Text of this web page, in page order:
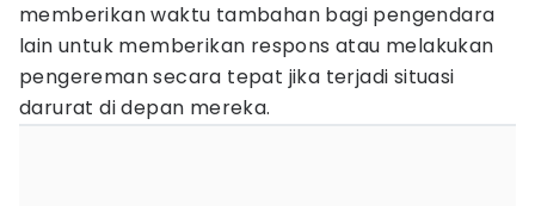
memberikan waktu tambahan bagi pengendara
lain untuk memberikan respons atau melakukan
pengereman secara tepat jika terjadi situasi
darurat di depan mereka.